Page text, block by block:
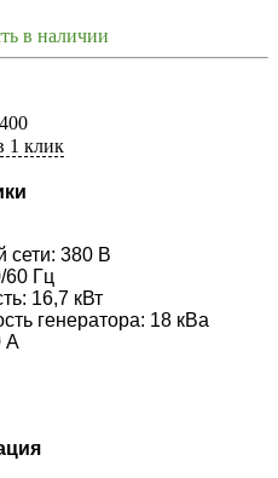
в наличии
1 клик
сети: 380 В
60 Гц
16,7 кВт
генератора: 18 кВа
А